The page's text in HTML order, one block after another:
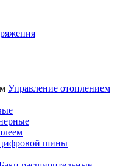
Управление отоплением
шины